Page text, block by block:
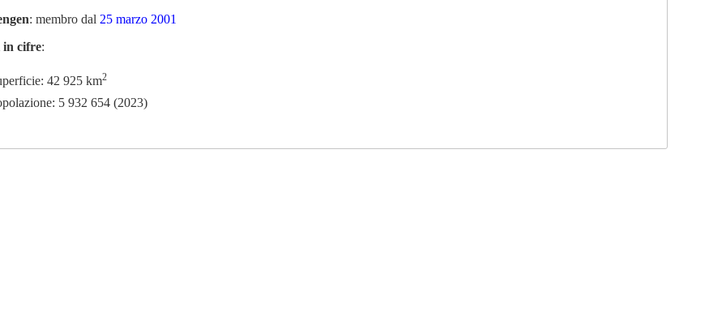
: membro dal 25 marzo 2001
in cifre:
42 925 km2
5 932 654 (2023)